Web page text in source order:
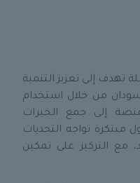
تهدف إلى تعزيز التنمية
من خلال استخدام
إلى جمع الخبرات
مبتكرة تواجه التحديات
مع التركيز على تمكين